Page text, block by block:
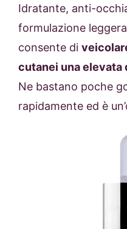
Idratante, anti-
formulazione
consente di
cutanei una
Ne bastano poche
rapidamente ed è